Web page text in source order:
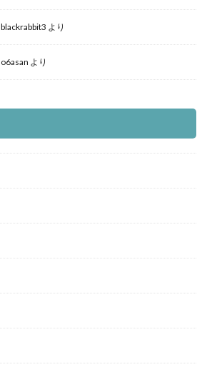
blackrabbit3 より
o6asan より